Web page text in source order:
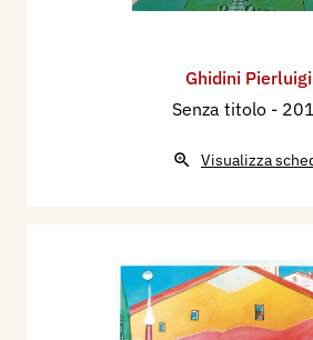
Ghidini Pierluigi
Senza titolo -
Visualizza